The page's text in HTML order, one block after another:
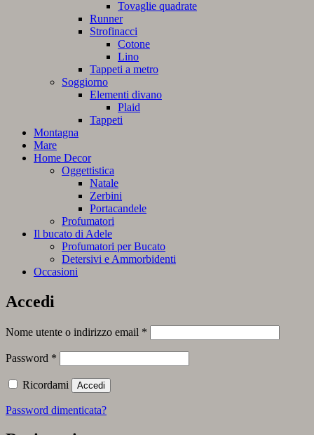
Tovaglie quadrate
Runner
Strofinacci
Cotone
Lino
Tappeti a metro
Soggiorno
Elementi divano
Plaid
Tappeti
Montagna
Mare
Home Decor
Oggettistica
Natale
Zerbini
Portacandele
Profumatori
Il bucato di Adele
Profumatori per Bucato
Detersivi e Ammorbidenti
Occasioni
Accedi
Nome utente o indirizzo email *
Password *
Ricordami Accedi
Password dimenticata?